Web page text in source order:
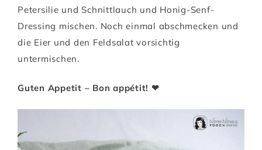
Petersilie und Schnittlauch und Honig-Senf-
Dressing mischen. Noch einmal abschmecken und
die Eier und den Feldsalat vorsichtig
untermischen.
Guten Appetit – Bon appétit! ❤